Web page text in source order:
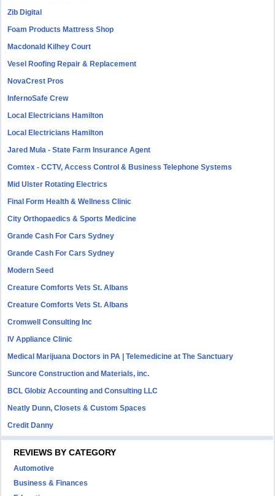
Zib Digital
Foam Products Mattress Shop
Macdonald Kilhey Court
Vesel Roofing Repair & Replacement
NovaCrest Pros
InfernoSafe Crew
Local Electricians Hamilton
Local Electricians Hamilton
Jared Mula - State Farm Insurance Agent
Comtex - CCTV, Access Control & Business Telephone Systems
Mid Ulster Rotating Electrics
Final Form Health & Wellness Clinic
City Orthopaedics & Sports Medicine
Grande Cash For Cars Sydney
Grande Cash For Cars Sydney
Modern Seed
Creature Comforts Vets St. Albans
Creature Comforts Vets St. Albans
Cromwell Consulting Inc
IV Appliance Clinic
Medical Marijuana Doctors in PA | Telemedicine at The Sanctuary
Suncore Construction and Materials, inc.
BCL Globiz Accounting and Consulting LLC
Neatly Dunn, Closets & Custom Spaces
Credit Danny
REVIEWS BY CATEGORY
Automotive
Business & Finances